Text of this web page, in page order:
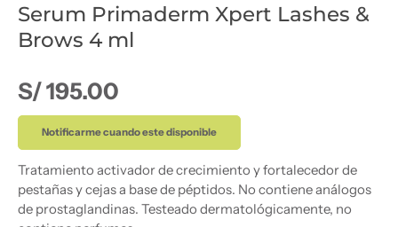
Serum Primaderm Xpert Lashes &
Brows 4 ml
Precio normal
S/ 195.00
Notificarme cuando este disponible
Tratamiento activador de crecimiento y fortalecedor de
pestañas y cejas a base de péptidos. No contiene análogos
de prostaglandinas. Testeado dermatológicamente, no